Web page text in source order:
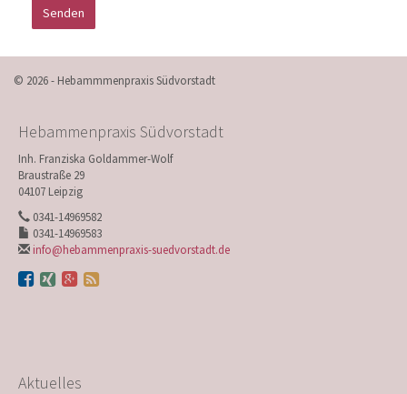
© 2026 - Hebammmenpraxis Südvorstadt
Hebammenpraxis Südvorstadt
Inh. Franziska Goldammer-Wolf
Braustraße 29
04107 Leipzig
0341-14969582
0341-14969583
info@hebammenpraxis-suedvorstadt.de
Aktuelles